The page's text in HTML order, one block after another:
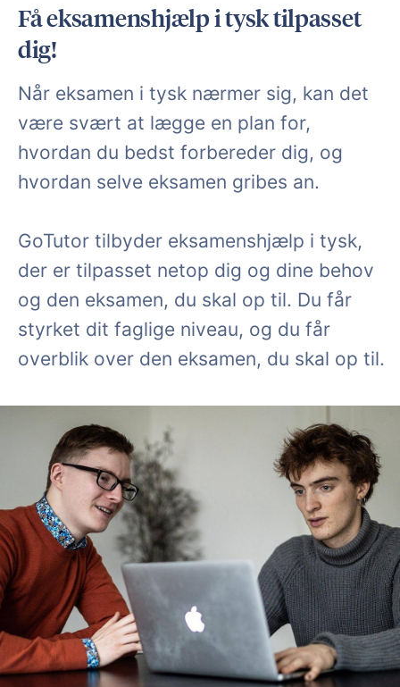
Få eksamenshjælp i tysk tilpasset
dig!
Når eksamen i tysk nærmer sig, kan det
være svært at lægge en plan for,
hvordan du bedst forbereder dig, og
hvordan selve eksamen gribes an.
GoTutor tilbyder eksamenshjælp i tysk,
der er tilpasset netop dig og dine behov
og den eksamen, du skal op til. Du får
styrket dit faglige niveau, og du får
overblik over den eksamen, du skal op til.